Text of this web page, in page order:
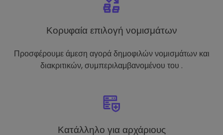
Κορυφαία επιλογή νομισμάτων
Προσφέρουμε άμεση αγορά δημοφιλών νομισμάτων και
διακριτικών, συμπεριλαμβανομένου του .
Κατάλληλο για αρχάριους